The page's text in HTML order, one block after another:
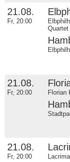
21.08.
Fr, 20:00
Quartet
21.08.
Fr, 20:00 Florian
21.08.
Fr, 20:00